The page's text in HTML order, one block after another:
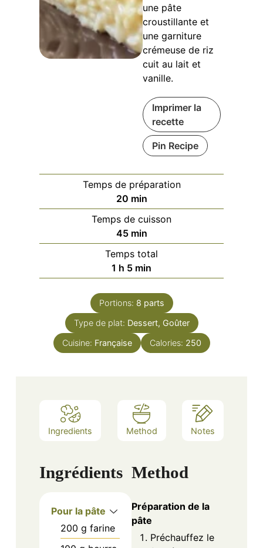
une pâte
croustillante et
une garniture
crémeuse de riz
cuit au lait et
vanille.
Imprimer la
recette
Pin Recipe
Temps de préparation
20minutes
min
Temps de cuisson
45minutes
min
Temps total
1 heure
h 5minutes
min
Portions: 8 parts
Type de plat: Dessert, Goûter
Cuisine: Française Calories: 250
Ingredients Method Notes
Ingrédients
Pour la pâte
200 g farine
Method
Préparation de la
pâte
Préchauffez le